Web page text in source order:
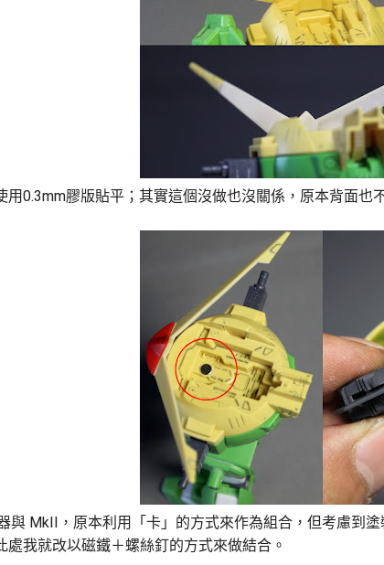
用0.3mm膠版貼平；其實這個沒做也沒關係，原本背面也
與 MkII，原本利用「卡」的方式來作為組合，但考慮到
處我就改以磁鐵＋螺絲釘的方式來做結合。